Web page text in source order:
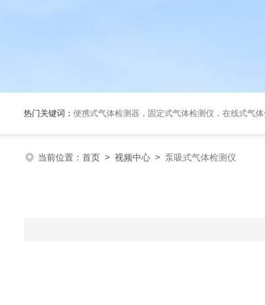
热门关键词： 便携式气体检测器，固定式气体检测仪，在线式气
当前位置： 首页 > 视频中心 > 泵吸式气体检测仪